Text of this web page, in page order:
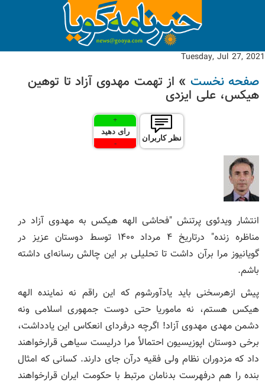
Tuesday, Jul 27, 2021
صفحه نخست » از تهمت مهدوی آزاد تا توهین
هیکس، علی ایزدی
نظر کاربران
+
رای دهید
-
انتشار ویدئوی پرتنش "فحاشی الهه هیکس به مهدوی آزاد در
مناظره زنده" درتاریخ ۴ مرداد ۱۴۰۰ توسط دوستان عزیز در
گویانیوز مرا برآن داشت تا تحلیلی بر این چالش رسانه‌ای داشته
باشم.
پیش ازهرسخنی باید یادآورشوم که این راقم نه نماینده الهه
هیکس هستم، نه ماموریا حتی دوست جمهوری اسلامی ونه
دشمن مهدی مهدوی آزاد! اگرچه درفردای انعکاس این یادداشت،
برخی دوستان اپوزیسیون احتمالأ مرا درلیست سیاهی قرارخواهند
داد که مزدوران نظام ولی فقیه درآن جای دارند. کسانی که امثال
بنده را هم درفهرست بدنامان مرتبط با حکومت ایران قرارخواهند